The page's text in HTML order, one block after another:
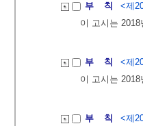
부 칙
<제
이 고시는
부 칙
<제
이 고시는
부 칙
<제